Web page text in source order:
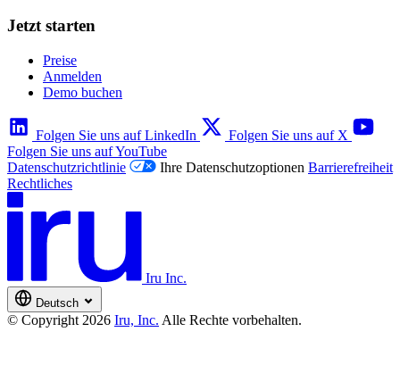
Jetzt starten
Preise
Anmelden
Demo buchen
Folgen Sie uns auf LinkedIn
Folgen Sie uns auf X
Folgen Sie uns auf YouTube
Datenschutzrichtlinie
Ihre Datenschutzoptionen Barrierefreiheit
Rechtliches
Iru Inc.
Deutsch
© Copyright 2026 Iru, Inc. Alle Rechte vorbehalten.